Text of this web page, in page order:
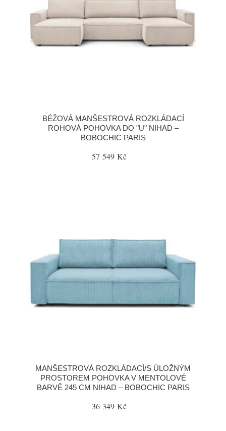
BÉŽOVÁ MANŠESTROVÁ ROZKLÁDACÍ
ROHOVÁ POHOVKA DO "U" NIHAD –
BOBOCHIC PARIS
57 549 Kč
MANŠESTROVÁ ROZKLÁDACÍ/S ÚLOŽNÝM
PROSTOREM POHOVKA V MENTOLOVÉ
BARVĚ 245 CM NIHAD – BOBOCHIC PARIS
36 349 Kč